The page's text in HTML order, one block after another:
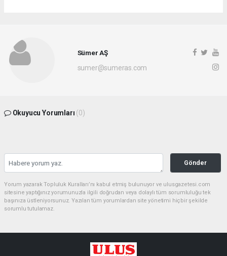
Sümer AŞ
sumer@sumeras.com
Okuyucu Yorumları (0)
Gönder
Yorum yazarak Topluluk Kuralları’nı kabul etmiş bulunuyor ve ulusgazetesi.com
sitesine yaptığınız yorumunuzla ilgili doğrudan veya dolaylı tüm sorumluluğu tek
başınıza üstleniyorsunuz. Yazılan tüm yorumlardan site yönetimi hiçbir şekilde
sorumlu tutulamaz.